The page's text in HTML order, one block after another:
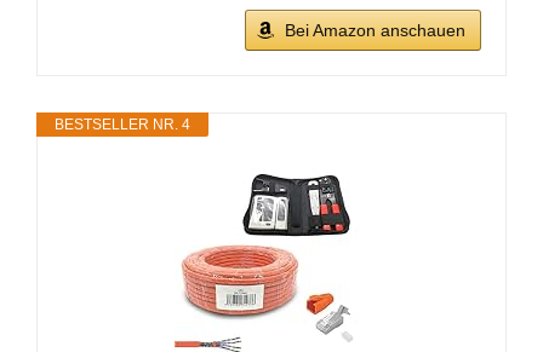
Bei Amazon anschauen
BESTSELLER NR. 4